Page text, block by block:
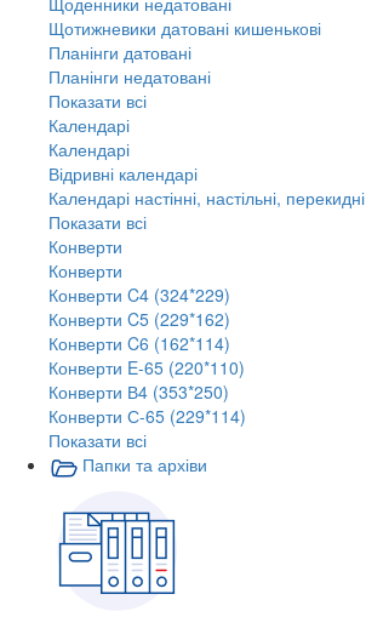
Щотижневики датовані кишенькові
Планінги датовані
Планінги недатовані
Показати всі
Календарі
Календарі
Відривні календарі
Календарі настінні, настільні, перекидні
Показати всі
Конверти
Конверти
Конверти C4 (324*229)
Конверти C5 (229*162)
Конверти C6 (162*114)
Конверти E-65 (220*110)
Конверти В4 (353*250)
Конверти С-65 (229*114)
Показати всі
Папки та архіви